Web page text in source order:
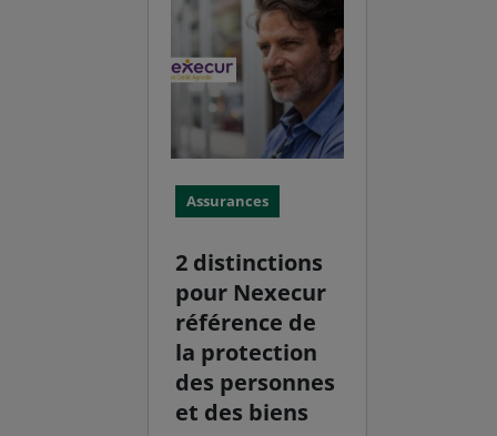
Assurances
2 distinctions
pour Nexecur
référence de
la protection
des personnes
et des biens